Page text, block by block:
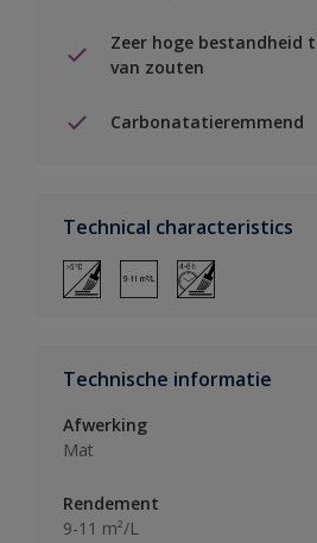
Zeer hoge bestandheid
van zouten
Carbonatatieremmend
Technical characteristics
Technische informatie
Afwerking
Mat
Rendement
9-11 m²/L